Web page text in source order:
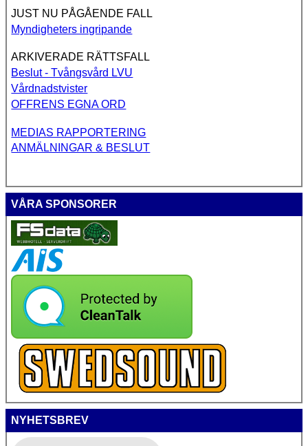
JUST NU PÅGÅENDE FALL
Myndigheters ingripande
ARKIVERADE RÄTTSFALL
Beslut - Tvångsvård LVU
Vårdnadstvister
OFFRENS EGNA ORD
MEDIAS RAPPORTERING
ANMÄLNINGAR & BESLUT
VÅRA SPONSORER
NYHETSBREV